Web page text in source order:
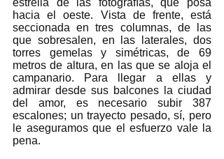
estrella de las fotografías, que posa
hacia el oeste. Vista de frente, está
seccionada en tres columnas, de las
que sobresalen, en las laterales, dos
torres gemelas y simétricas, de 69
metros de altura, en las que se aloja el
campanario. Para llegar a ellas y
admirar desde sus balcones la ciudad
del amor, es necesario subir 387
escalones; un trayecto pesado, sí, pero
le aseguramos que el esfuerzo vale la
pena.